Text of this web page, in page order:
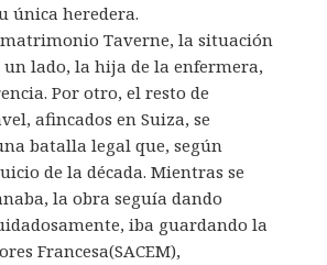
única heredera.
Taverne, la situación
un lado, la hija de la enfermera,
Por otro, el resto de
afincados en Suiza, se
batalla legal que, según
de la década. Mientras se
la obra seguía dando
iba guardando la
Francesa(SACEM),